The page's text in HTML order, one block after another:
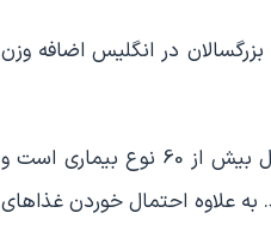
در انگلیس اضافه وزن
پروفسور “سر ایان گیلمور” از موسسه Alcohol Health Alliance UK می گوید:الکل مسئول بیش از 60 نوع بیماری است و
علاوه احتمال خوردن غذاهای